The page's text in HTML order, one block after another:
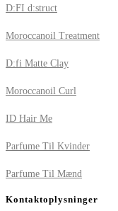
D:FI d:struct
Moroccanoil Treatment
D:fi Matte Clay
Moroccanoil Curl
ID Hair Me
Parfume Til Kvinder
Parfume Til Mænd
Kontaktoplysninger